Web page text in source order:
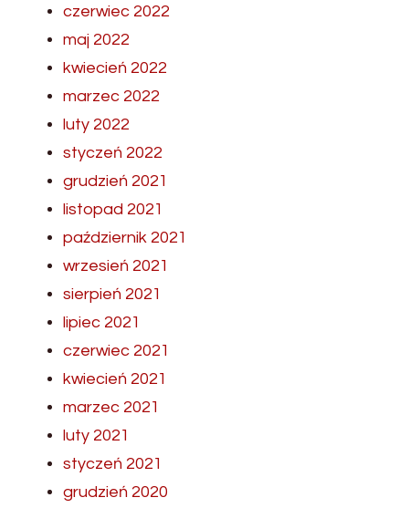
czerwiec 2022
maj 2022
kwiecień 2022
marzec 2022
luty 2022
styczeń 2022
grudzień 2021
listopad 2021
październik 2021
wrzesień 2021
sierpień 2021
lipiec 2021
czerwiec 2021
kwiecień 2021
marzec 2021
luty 2021
styczeń 2021
grudzień 2020